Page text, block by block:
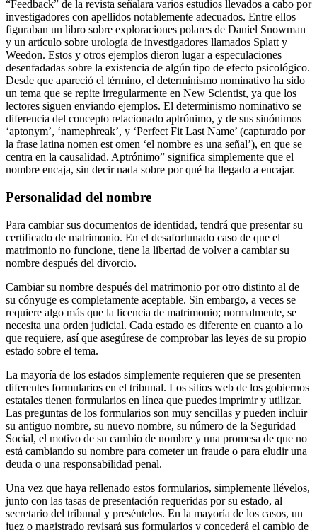
“Feedback” de la revista señalara varios estudios llevados a cabo por
investigadores con apellidos notablemente adecuados. Entre ellos
figuraban un libro sobre exploraciones polares de Daniel Snowman
y un artículo sobre urología de investigadores llamados Splatt y
Weedon. Estos y otros ejemplos dieron lugar a especulaciones
desenfadadas sobre la existencia de algún tipo de efecto psicológico.
Desde que apareció el término, el determinismo nominativo ha sido
un tema que se repite irregularmente en New Scientist, ya que los
lectores siguen enviando ejemplos. El determinismo nominativo se
diferencia del concepto relacionado aptrónimo, y de sus sinónimos
‘aptonym’, ‘namephreak’, y ‘Perfect Fit Last Name’ (capturado por
la frase latina nomen est omen ‘el nombre es una señal’), en que se
centra en la causalidad. Aptrónimo” significa simplemente que el
nombre encaja, sin decir nada sobre por qué ha llegado a encajar.
Personalidad del nombre
Para cambiar sus documentos de identidad, tendrá que presentar su
certificado de matrimonio. En el desafortunado caso de que el
matrimonio no funcione, tiene la libertad de volver a cambiar su
nombre después del divorcio.
Cambiar su nombre después del matrimonio por otro distinto al de
su cónyuge es completamente aceptable. Sin embargo, a veces se
requiere algo más que la licencia de matrimonio; normalmente, se
necesita una orden judicial. Cada estado es diferente en cuanto a lo
que requiere, así que asegúrese de comprobar las leyes de su propio
estado sobre el tema.
La mayoría de los estados simplemente requieren que se presenten
diferentes formularios en el tribunal. Los sitios web de los gobiernos
estatales tienen formularios en línea que puedes imprimir y utilizar.
Las preguntas de los formularios son muy sencillas y pueden incluir
su antiguo nombre, su nuevo nombre, su número de la Seguridad
Social, el motivo de su cambio de nombre y una promesa de que no
está cambiando su nombre para cometer un fraude o para eludir una
deuda o una responsabilidad penal.
Una vez que haya rellenado estos formularios, simplemente llévelos,
junto con las tasas de presentación requeridas por su estado, al
secretario del tribunal y preséntelos. En la mayoría de los casos, un
juez o magistrado revisará sus formularios y concederá el cambio de